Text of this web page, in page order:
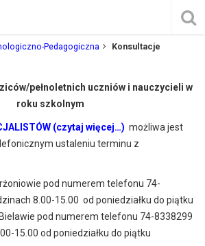
Pedagogiczna Konsultacje
pełnoletnich uczniów i nauczycieli w
roku szkolnym
(czytaj więcej…) możliwa jest
ustaleniu terminu z
pod numerem telefonu 74-
8.00-15.00 od poniedziałku do piątku
Bielawie pod numerem telefonu 74-8338299
15.00 od poniedziałku do piątku